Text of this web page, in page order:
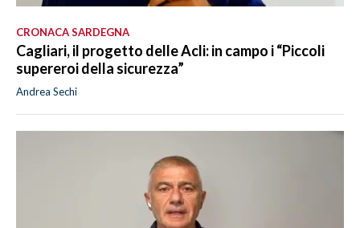
CRONACA SARDEGNA
Cagliari, il progetto delle Acli: in campo i “Piccoli
supereroi della sicurezza”
Andrea Sechi